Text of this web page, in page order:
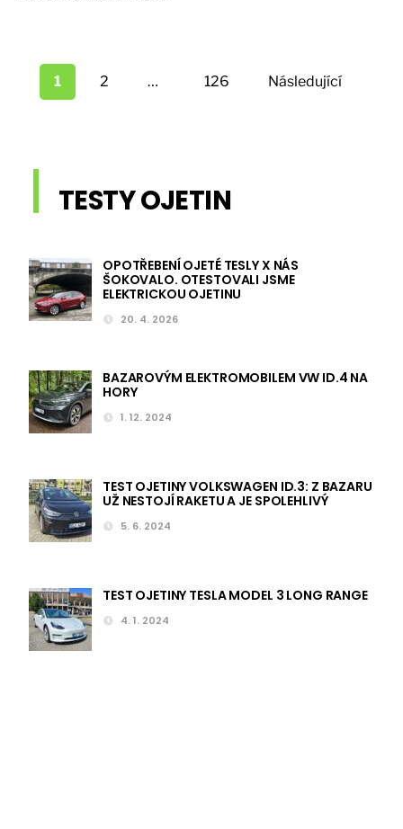
příspěvků
1 2 … 126 Následující
TESTY OJETIN
OPOTŘEBENÍ OJETÉ TESLY X NÁS
ŠOKOVALO. OTESTOVALI JSME
ELEKTRICKOU OJETINU
20. 4. 2026
BAZAROVÝM ELEKTROMOBILEM VW ID.4 NA
HORY
1. 12. 2024
TEST OJETINY VOLKSWAGEN ID.3: Z BAZARU
UŽ NESTOJÍ RAKETU A JE SPOLEHLIVÝ
5. 6. 2024
TEST OJETINY TESLA MODEL 3 LONG RANGE
4. 1. 2024